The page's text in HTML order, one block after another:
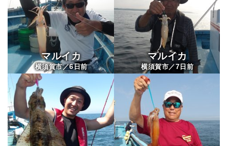
マルイカ
横須賀市／6日前
マルイカ
横須賀市／7 日前